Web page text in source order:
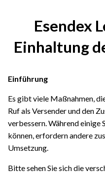
Esendex
Einhaltung
Einführung
Es gibt viele Maßnahmen,
Ruf als Versender und den
verbessern. Während
können, erfordern andere
Umsetzung.
Bitte sehen Sie sich die